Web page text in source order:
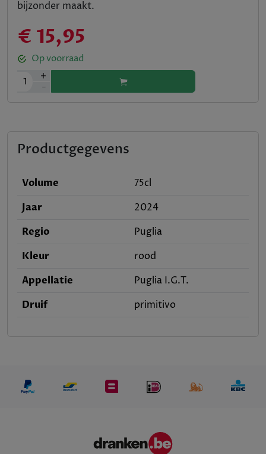
bijzonder maakt.
€ 15,95
Op voorraad
1
+
-
Productgegevens
Volume
75cl
Jaar
2024
Regio
Puglia
Kleur
rood
Appellatie
Puglia I.G.T.
Druif
primitivo